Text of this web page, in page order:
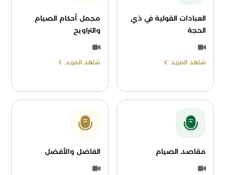
العبادات القولية في ذي
الحجة
شاهد المزيد
مجمل أحكام الصيام
والتراويح
شاهد المزيد
مقاصد الصيام الفاضل والأفضل